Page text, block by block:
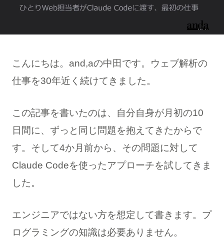
こんにちは。and,aの中田です。ウェブ解析の
仕事を30年近く続けてきました。
この記事を書いたのは、自分自身が月初の10
日間に、ずっと同じ問題を抱えてきたからで
す。そして4か月前から、その問題に対して
Claude Codeを使ったアプローチを試してきま
した。
エンジニアではない方を想定して書きます。プ
ログラミングの知識は必要ありません。